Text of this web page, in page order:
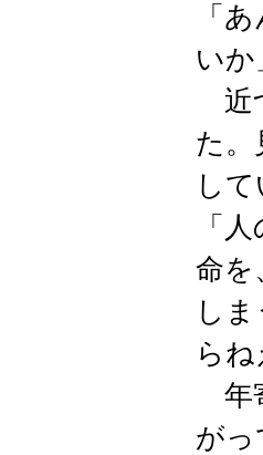
「
いか
近
た。
して
「
命を
し
らね
年
がっ